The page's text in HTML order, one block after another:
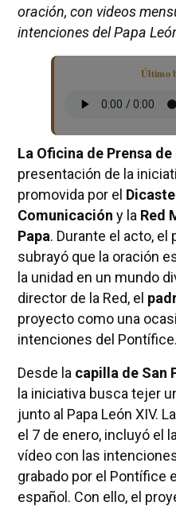
oración, con videos
intenciones del Papa
Último
La Oficina de Prensa
presentación de la
promovida por el
Comunicación y la Red
Papa. Durante el acto, el
subrayó que la oración
la unidad en un mundo
director de la Red, el
proyecto como una
intenciones del Pontífice.
Desde la capilla de San
la iniciativa busca tejer
junto al Papa León XIV.
el 7 de enero, incluyó el
vídeo con las
grabado por el Pontífice
español. Con ello, el